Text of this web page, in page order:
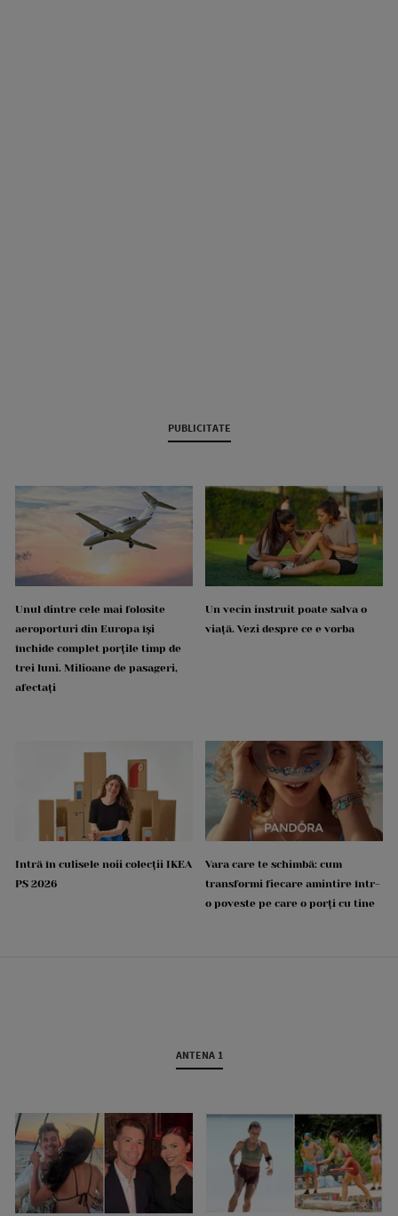
PUBLICITATE
Unul dintre cele mai folosite
aeroporturi din Europa își
închide complet porțile timp de
trei luni. Milioane de pasageri,
afectați
Un vecin instruit poate salva o
viață. Vezi despre ce e vorba
Intră în culisele noii colecții IKEA
PS 2026
Vara care te schimbă: cum
transformi fiecare amintire într-
o poveste pe care o porți cu tine
ANTENA 1